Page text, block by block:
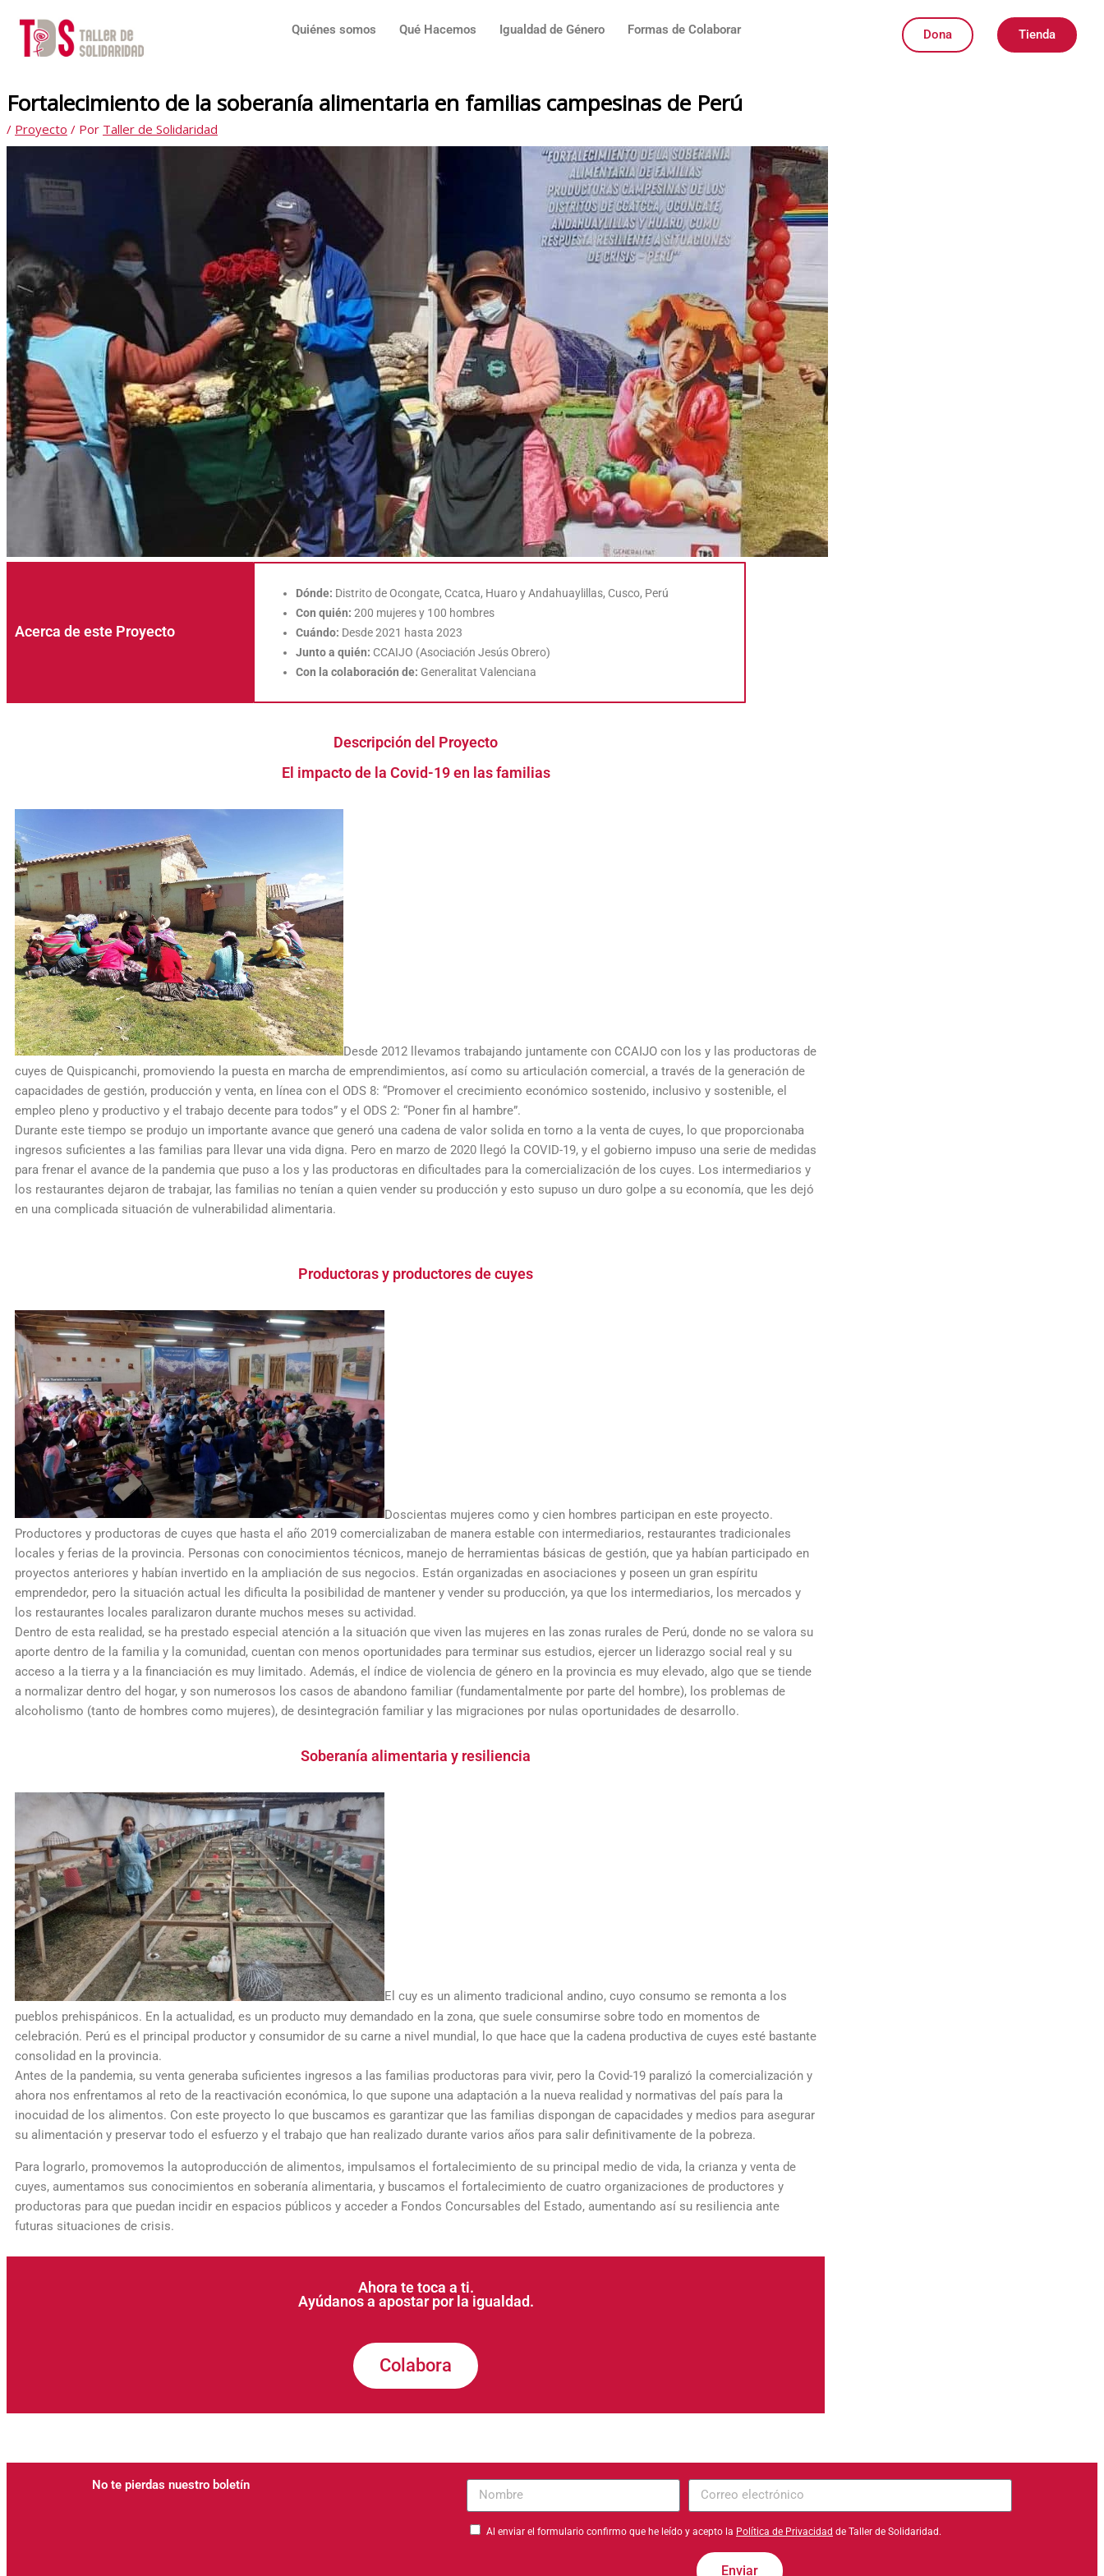
contenido
Quiénes somos Qué Hacemos Igualdad de Género Formas de Colaborar Dona Tienda
Fortalecimiento de la soberanía alimentaria en familias campesinas de Perú
/ Proyecto / Por Taller de Solidaridad
Acerca de este Proyecto
Dónde: Distrito de Ocongate, Ccatca, Huaro y Andahuaylillas, Cusco, Perú
Con quién: 200 mujeres y 100 hombres
Cuándo: Desde 2021 hasta 2023
Junto a quién: CCAIJO (Asociación Jesús Obrero)
Con la colaboración de: Generalitat Valenciana
Descripción del Proyecto
El impacto de la Covid-19 en las familias
Desde 2012 llevamos trabajando juntamente con CCAIJO con los y las productoras de
cuyes de Quispicanchi, promoviendo la puesta en marcha de emprendimientos, así como su articulación comercial, a través de la generación de
capacidades de gestión, producción y venta, en línea con el ODS 8: “Promover el crecimiento económico sostenido, inclusivo y sostenible, el
empleo pleno y productivo y el trabajo decente para todos” y el ODS 2: “Poner fin al hambre”.
Durante este tiempo se produjo un importante avance que generó una cadena de valor solida en torno a la venta de cuyes, lo que proporcionaba
ingresos suficientes a las familias para llevar una vida digna. Pero en marzo de 2020 llegó la COVID-19, y el gobierno impuso una serie de medidas
para frenar el avance de la pandemia que puso a los y las productoras en dificultades para la comercialización de los cuyes. Los intermediarios y
los restaurantes dejaron de trabajar, las familias no tenían a quien vender su producción y esto supuso un duro golpe a su economía, que les dejó
en una complicada situación de vulnerabilidad alimentaria.
Productoras y productores de cuyes
Doscientas mujeres como y cien hombres participan en este proyecto.
Productores y productoras de cuyes que hasta el año 2019 comercializaban de manera estable con intermediarios, restaurantes tradicionales
locales y ferias de la provincia. Personas con conocimientos técnicos, manejo de herramientas básicas de gestión, que ya habían participado en
proyectos anteriores y habían invertido en la ampliación de sus negocios. Están organizadas en asociaciones y poseen un gran espíritu
emprendedor, pero la situación actual les dificulta la posibilidad de mantener y vender su producción, ya que los intermediarios, los mercados y
los restaurantes locales paralizaron durante muchos meses su actividad.
Dentro de esta realidad, se ha prestado especial atención a la situación que viven las mujeres en las zonas rurales de Perú, donde no se valora su
aporte dentro de la familia y la comunidad, cuentan con menos oportunidades para terminar sus estudios, ejercer un liderazgo social real y su
acceso a la tierra y a la financiación es muy limitado. Además, el índice de violencia de género en la provincia es muy elevado, algo que se tiende
a normalizar dentro del hogar, y son numerosos los casos de abandono familiar (fundamentalmente por parte del hombre), los problemas de
alcoholismo (tanto de hombres como mujeres), de desintegración familiar y las migraciones por nulas oportunidades de desarrollo.
Soberanía alimentaria y resiliencia
El cuy es un alimento tradicional andino, cuyo consumo se remonta a los
pueblos prehispánicos. En la actualidad, es un producto muy demandado en la zona, que suele consumirse sobre todo en momentos de
celebración. Perú es el principal productor y consumidor de su carne a nivel mundial, lo que hace que la cadena productiva de cuyes esté bastante
consolidad en la provincia.
Antes de la pandemia, su venta generaba suficientes ingresos a las familias productoras para vivir, pero la Covid-19 paralizó la comercialización y
ahora nos enfrentamos al reto de la reactivación económica, lo que supone una adaptación a la nueva realidad y normativas del país para la
inocuidad de los alimentos. Con este proyecto lo que buscamos es garantizar que las familias dispongan de capacidades y medios para asegurar
su alimentación y preservar todo el esfuerzo y el trabajo que han realizado durante varios años para salir definitivamente de la pobreza.
Para lograrlo, promovemos la autoproducción de alimentos, impulsamos el fortalecimiento de su principal medio de vida, la crianza y venta de
cuyes, aumentamos sus conocimientos en soberanía alimentaria, y buscamos el fortalecimiento de cuatro organizaciones de productores y
productoras para que puedan incidir en espacios públicos y acceder a Fondos Concursables del Estado, aumentando así su resiliencia ante
futuras situaciones de crisis.
Ahora te toca a ti.
Ayúdanos a apostar por la igualdad.
Colabora
No te pierdas nuestro boletín Nombre
Correo
electrónico
Al enviar el formulario confirmo que he leído y acepto la Política de Privacidad de Taller de Solidaridad.
Enviar